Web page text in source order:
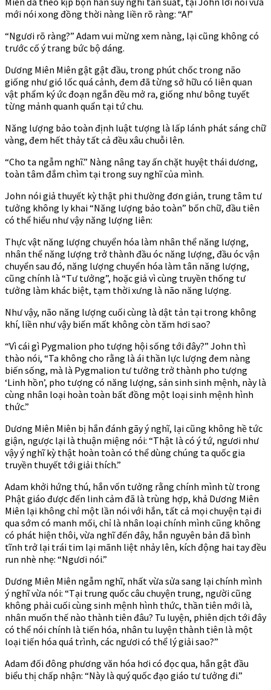
mới nói xong đồng thời nàng liền rõ ràng: “A!”
“Ngươi rõ ràng?” Adam vui mừng xem nàng, lại cũng không có
trước cố ý trang bức bộ dáng.
Dương Miên Miên gật gật đầu, trong phút chốc trong não
giống như gió lốc quá cảnh, đem đã từng sở hữu có liên quan
vật phẩm ký ức đoạn ngắn đều mở ra, giống như bông tuyết
từng mảnh quanh quẩn tại tứ chu.
Năng lượng bảo toàn định luật tượng là lấp lánh phát sáng chữ
vàng, đem hết thảy tất cả đều xâu chuỗi lên.
“Cho ta ngẫm nghĩ.” Nàng nâng tay ấn chặt huyệt thái dương,
toàn tâm đắm chìm tại trong suy nghĩ của mình.
John nói giả thuyết kỳ thật phi thường đơn giản, trung tâm tư
tưởng không ly khai “Năng lượng bảo toàn” bốn chữ, đầu tiên
có thể hiểu như vậy năng lượng liên:
Thực vật năng lượng chuyển hóa làm nhân thể năng lượng,
nhân thể năng lượng trở thành đầu óc năng lượng, đầu óc vận
chuyển sau đó, năng lượng chuyển hóa làm tân năng lượng,
cũng chính là “Tư tưởng”, hoặc giả vì cùng truyền thống tư
tưởng làm khác biệt, tạm thời xưng là não năng lượng.
Như vậy, não năng lượng cuối cùng là dật tản tại trong không
khí, liền như vậy biến mất không còn tăm hơi sao?
“Vì cái gì Pygmalion pho tượng hội sống tới đây?” John thì
thào nói, “Ta không cho rằng là ái thần lực lượng đem nàng
biến sống, mà là Pygmalion tư tưởng trở thành pho tượng
‘Linh hồn’, pho tượng có năng lượng, sản sinh sinh mệnh, này là
cùng nhân loại hoàn toàn bất đồng một loại sinh mệnh hình
thức.”
Dương Miên Miên bị hắn đánh gãy ý nghĩ, lại cũng không hề tức
giận, ngược lại là thuận miệng nói: “Thật là có ý tứ, ngươi như
vậy ý nghĩ kỳ thật hoàn toàn có thể dùng chúng ta quốc gia
truyền thuyết tới giải thích.”
Adam khởi hứng thú, hắn vốn tưởng rằng chính mình từ trong
Phật giáo được đến linh cảm đã là trùng hợp, khả Dương Miên
Miên lại không chỉ một lần nói với hắn, tất cả mọi chuyện tại đi
qua sớm có manh mối, chỉ là nhân loại chính mình cũng không
có phát hiện thôi, vừa nghĩ đến đây, hắn nguyên bản đã bình
tĩnh trở lại trái tim lại mãnh liệt nhảy lên, kích động hai tay đều
run nhè nhẹ: “Ngươi nói.”
Dương Miên Miên ngẫm nghĩ, nhất vừa sửa sang lại chính mình
ý nghĩ vừa nói: “Tại trung quốc câu chuyện trung, người cũng
không phải cuối cùng sinh mệnh hình thức, thần tiên mới là,
nhân muốn thế nào thành tiên đâu? Tu luyện, phiên dịch tới đây
có thể nói chính là tiến hóa, nhân tu luyện thành tiên là một
loại tiến hóa quá trình, các ngươi có thể lý giải sao?”
Adam đối đông phương văn hóa hơi có đọc qua, hắn gật đầu
biểu thị chấp nhận: “Này là quý quốc đạo giáo tư tưởng đi.”